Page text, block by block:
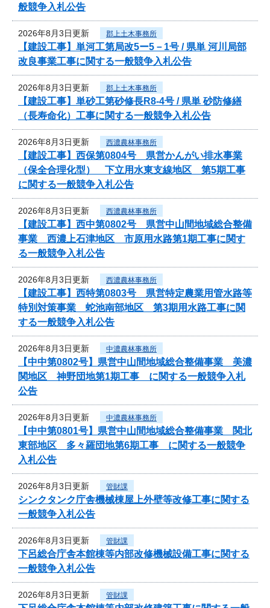
般競争入札公告
2026年8月3日更新 郡上土木事務所
【建設工事】単河工第局改5ー5－1号 / 県単 河川局部
改良事業工事に関する一般競争入札公告
2026年8月3日更新 郡上土木事務所
【建設工事】単砂工第砂修長R8-4号 / 県単 砂防修繕
（長寿命化）工事に関する一般競争入札公告
2026年8月3日更新 西濃農林事務所
【建設工事】西保第0804号 県営かんがい排水事業
（保全合理化型） 下立用水東支線地区 第5期工事
に関する一般競争入札公告
2026年8月3日更新 西濃農林事務所
【建設工事】西中第0802号 県営中山間地域総合整備
事業 西濃上石津地区 市原用水路第1期工事に関す
る一般競争入札公告
2026年8月3日更新 西濃農林事務所
【建設工事】西特第0803号 県営特定農業用管水路等
特別対策事業 蛇池南部地区 第3期用水路工事に関
する一般競争入札公告
2026年8月3日更新 中濃農林事務所
【中中第0802号】県営中山間地域総合整備事業 美濃
関地区 神野団地第1期工事 に関する一般競争入札
公告
2026年8月3日更新 中濃農林事務所
【中中第0801号】県営中山間地域総合整備事業 関北
東部地区 多々羅団地第6期工事 に関する一般競争
入札公告
2026年8月3日更新 管財課
シンクタンク庁舎機械棟屋上外壁等改修工事に関する
一般競争入札公告
2026年8月3日更新 管財課
下呂総合庁舎本館棟等内部改修機械設備工事に関する
一般競争入札公告
2026年8月3日更新 管財課